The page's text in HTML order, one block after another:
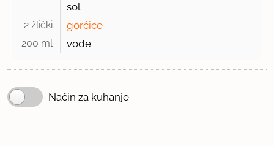
sol
2 žlički gorčice
200 ml vode
Način za kuhanje